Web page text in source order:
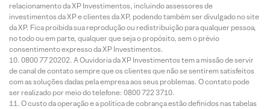
relacionamento da XP Investimentos, incluindo assessores de
investimentos da XP e clientes da XP, podendo também ser divulgado no site
da XP. Fica proibida sua reprodução ou redistribuição para qualquer pessoa,
no todo ou em parte, qualquer que seja o propósito, sem o prévio
consentimento expresso da XP Investimentos.
0800 77 20202. A Ouvidoria da XP Investimentos tem a missão de servir
de canal de contato sempre que os clientes que não se sentirem satisfeitos
com as soluções dadas pela empresa aos seus problemas. O contato pode
ser realizado por meio do telefone: 0800 722 3710.
O custo da operação e a política de cobrança estão definidos nas tabelas